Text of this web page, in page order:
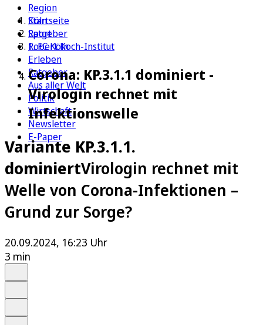
Region
Köln
Sport
1. FC Köln
Erleben
Ratgeber
Aus aller Welt
Politik
Wirtschaft
Newsletter
E-Paper
Startseite
Ratgeber
Robert Koch-Institut
Corona: KP.3.1.1 dominiert -
Virologin rechnet mit
Infektionswelle
Variante KP.3.1.1.
dominiertVirologin rechnet mit
Welle von Corona-Infektionen –
Grund zur Sorge?
20.09.2024, 16:23 Uhr
3 min